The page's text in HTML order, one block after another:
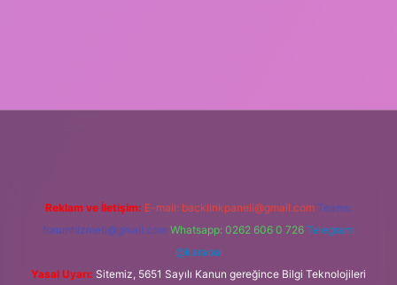
Reklam ve İletişim: E-mail: backlinkpaneli@gmail.com Teams:
forumhizmeti@gmail.com Whatsapp: 0262 606 0 726 Telegram:
@karabul
Yasal Uyarı: Sitemiz, 5651 Sayılı Kanun gereğince Bilgi Teknolojileri